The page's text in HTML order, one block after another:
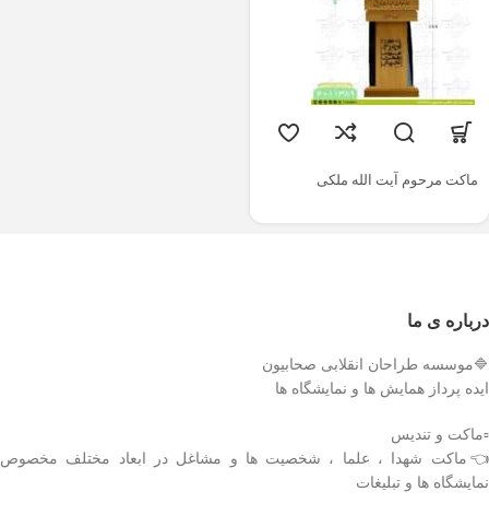
ماکت مرحوم آیت الله ملکی
درباره ی ما
🔷موسسه طراحان انقلابی صحابیون
ایده پرداز همایش ها و نمایشگاه ها
▫️ماکت و تندیس
👈ماکت شهدا ، علما ، شخصیت ها و مشاغل در ابعاد مختلف مخصوص
نمایشگاه ها و تبلیغات